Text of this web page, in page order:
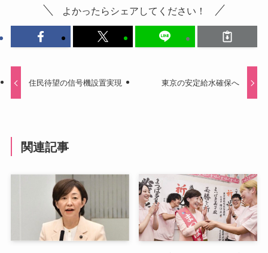
よかったらシェアしてください！
住民待望の信号機設置実現 東京の安定給水確保へ
関連記事